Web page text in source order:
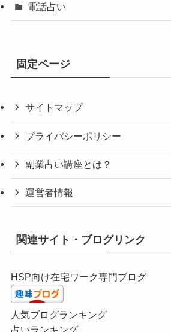
電話占い
固定ページ
サイトマップ
プライバシーポリシー
副業占い講座とは？
運営者情報
関連サイト・ブログリンク
HSP向け在宅ワーク専門ブログ
人気ブログランキング
占いランキング